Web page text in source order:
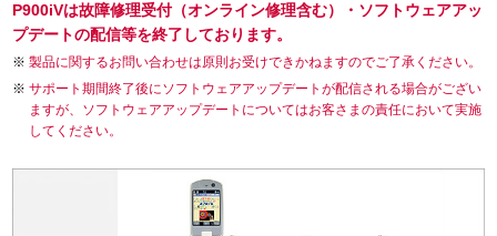
P900iVは故障修理受付（オンライン修理含む）・ソフトウェアアッ
プデートの配信等を終了しております。
製品に関するお問い合わせは原則お受けできかねますのでご了承ください。
サポート期間終了後にソフトウェアアップデートが配信される場合がござい
ますが、ソフトウェアアップデートについてはお客さまの責任において実施
してください。